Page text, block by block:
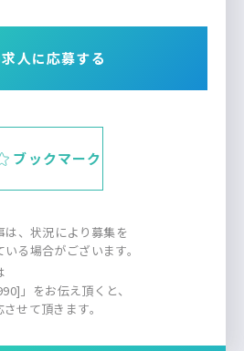
人に応募する
ブックマーク
、状況により募集を
る場合がございます。
」をお伝え頂くと、
せて頂きます。